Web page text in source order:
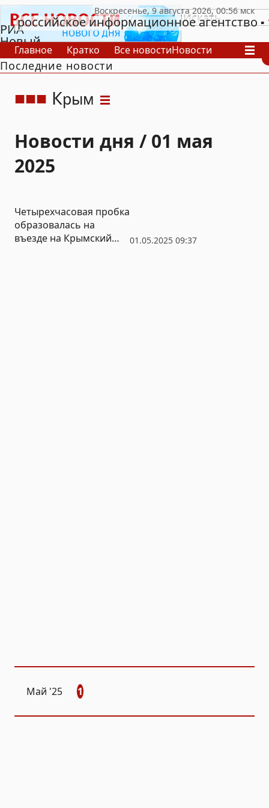
РИА
Новый
День
российское информационное агентство
Главное Кратко Все новостиНовости
В России
В мире
Последние новости
Крым
Новости дня / 01 мая
2025
01.05.2025 09:37
Четырехчасовая пробка
образовалась на
въезде на Крымский
Май '25 1